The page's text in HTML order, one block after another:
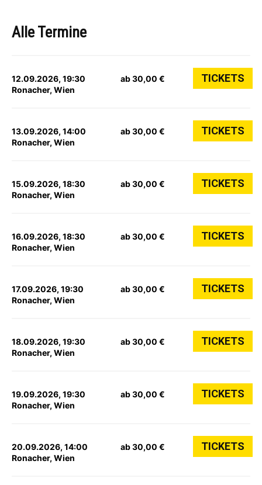
Alle Termine
12.09.2026, 19:30
Ronacher, Wien
ab 30,00 € TICKETS
13.09.2026, 14:00
Ronacher, Wien
ab 30,00 € TICKETS
15.09.2026, 18:30
Ronacher, Wien
ab 30,00 € TICKETS
16.09.2026, 18:30
Ronacher, Wien
ab 30,00 € TICKETS
17.09.2026, 19:30
Ronacher, Wien
ab 30,00 € TICKETS
18.09.2026, 19:30
Ronacher, Wien
ab 30,00 € TICKETS
19.09.2026, 19:30
Ronacher, Wien
ab 30,00 € TICKETS
20.09.2026, 14:00
Ronacher, Wien
ab 30,00 € TICKETS